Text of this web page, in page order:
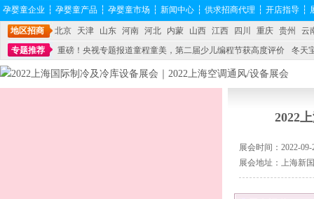
孕婴童企业 ┆ 孕婴童产品 ┆ 孕婴童市场 ┆ 新闻中心 ┆ 供求招商代理 ┆ 开店指导 ┆
地区招商 北京 天津 山东 河南 河北 内蒙 山西 江西 四川 重庆 贵州
云
专题推荐
重磅！央视专题报道童程童美，第二届少儿编程节获高度评价
冬天
不能再单纯地销售产品,而要向增强服务转型,毕竟母婴产品比较特殊。”
妇幼广场
2022
展会时间：2022-09-
展会地址：上海新